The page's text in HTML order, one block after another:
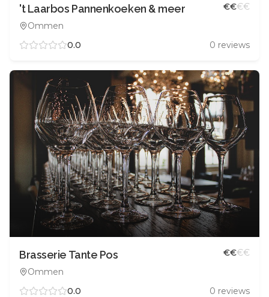
't Laarbos Pannenkoeken & meer
Ommen
€€€€
0.0 0 reviews
Brasserie Tante Pos
Ommen
€€€€
0.0 0 reviews